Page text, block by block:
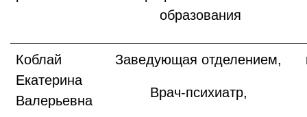
образования
Коблай
Екатерина
Валерьевна
Заведующая отделением,
Врач-психиатр,